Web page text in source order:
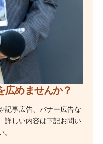
広めませんか？
記事広告、バナー広告な
詳しい内容は下記お問い